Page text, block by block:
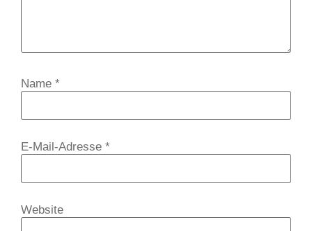
Name *
E-Mail-Adresse *
Website